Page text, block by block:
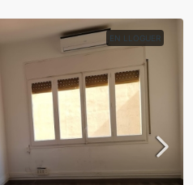
EN LLOGUER